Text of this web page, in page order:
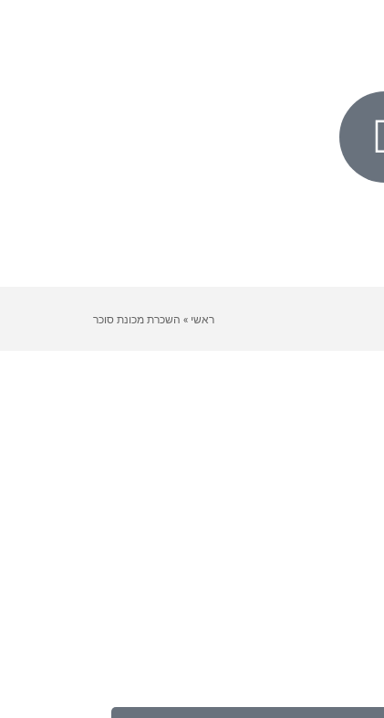
ראשי » השכרת מכונת סוכר